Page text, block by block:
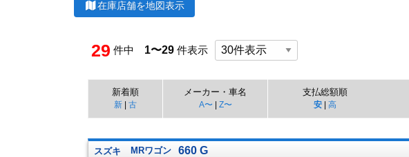
在庫店舗を地図表示
29 件中 1〜29 件表示
新着順
新 | 古
メーカー・車名
A〜| Z〜
支払総額順
安| 高
スズキ MRワゴン 660 G